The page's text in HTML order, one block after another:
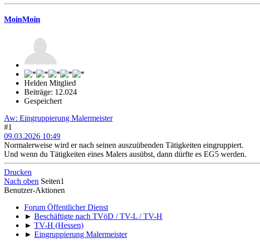
MoinMoin
Helden Mitglied
Beiträge: 12.024
Gespeichert
Aw: Eingruppierung Malermeister
#1
09.03.2026 10:49
Normalerweise wird er nach seinen auszuübenden Tätigkeiten eingruppiert.
Und wenn du Tätigkeiten eines Malers ausübst, dann dürfte es EG5 werden.
Drucken
Nach oben Seiten1
Benutzer-Aktionen
Forum Öffentlicher Dienst
► Beschäftigte nach TVöD / TV-L / TV-H
► TV-H (Hessen)
► Eingruppierung Malermeister